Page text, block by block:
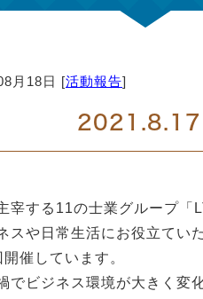
月18日 [活動報告]
2021.8.17
宰する11の士業グループ「
スや日常生活にお役立てい
催しています。
でビジネス環境が大きく変